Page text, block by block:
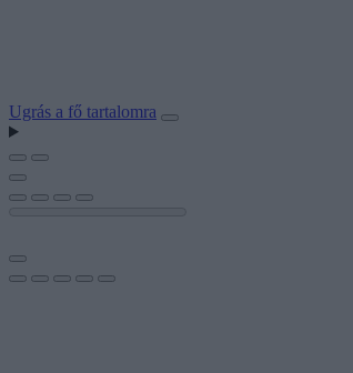
Ugrás a fő tartalomra